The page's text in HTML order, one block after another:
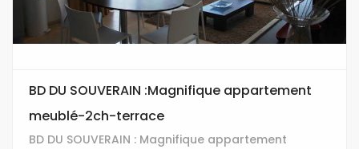
BD DU SOUVERAIN :Magnifique appartement
meublé-2ch-terrace
BD DU SOUVERAIN : Magnifique appartement